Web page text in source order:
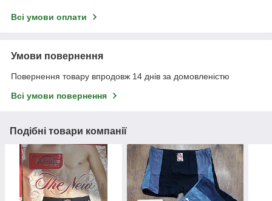
Всі умови оплати
Умови повернення
Повернення товару впродовж 14 днів за домовленістю
Всі умови повернення
Подібні товари компанії